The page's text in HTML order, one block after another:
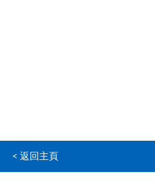
< 返回主頁